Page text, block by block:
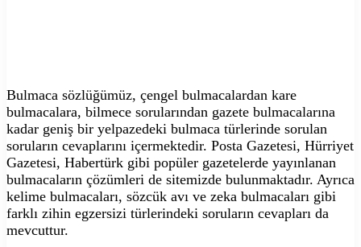
Bulmaca sözlüğümüz, çengel bulmacalardan kare
bulmacalara, bilmece sorularından gazete bulmacalarına
kadar geniş bir yelpazedeki bulmaca türlerinde sorulan
soruların cevaplarını içermektedir. Posta Gazetesi, Hürriyet
Gazetesi, Habertürk gibi popüler gazetelerde yayınlanan
bulmacaların çözümleri de sitemizde bulunmaktadır. Ayrıca
kelime bulmacaları, sözcük avı ve zeka bulmacaları gibi
farklı zihin egzersizi türlerindeki soruların cevapları da
mevcuttur.